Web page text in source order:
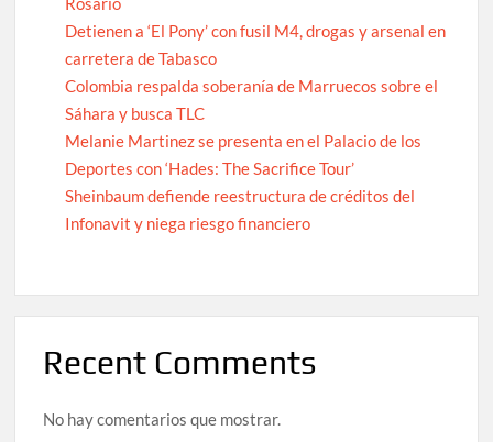
Detienen a ‘El Pony’ con fusil M4, drogas y arsenal en
carretera de Tabasco
Colombia respalda soberanía de Marruecos sobre el
Sáhara y busca TLC
Melanie Martinez se presenta en el Palacio de los
Deportes con ‘Hades: The Sacrifice Tour’
Sheinbaum defiende reestructura de créditos del
Infonavit y niega riesgo financiero
Recent Comments
No hay comentarios que mostrar.